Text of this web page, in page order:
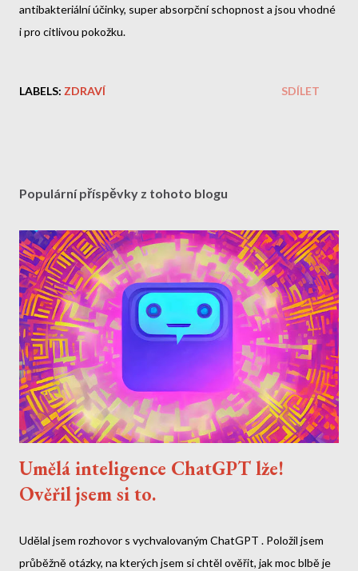
antibakteriální účinky, super absorpční schopnost a jsou vhodné
i pro citlivou pokožku.
LABELS: ZDRAVÍ SDÍLET
Populární příspěvky z tohoto blogu
Umělá inteligence ChatGPT lže!
Ověřil jsem si to.
Udělal jsem rozhovor s vychvalovaným ChatGPT . Položil jsem
průběžně otázky, na kterých jsem si chtěl ověřit, jak moc blbě je